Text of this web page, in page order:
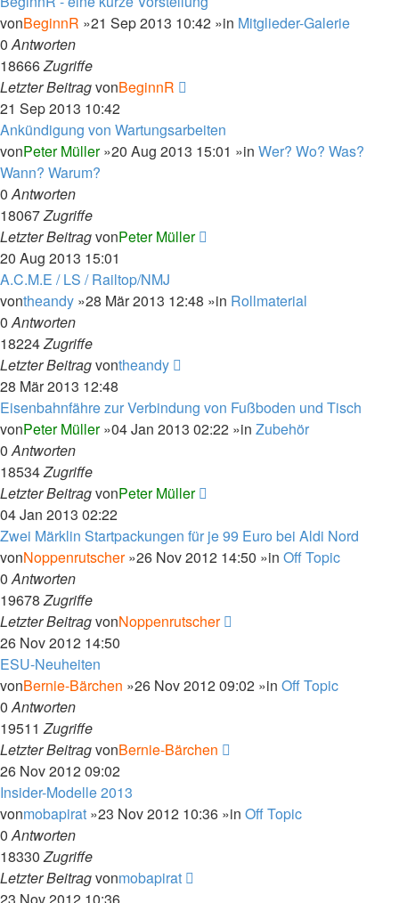
vonBeginnR »21 Sep 2013 10:42 »in Mitglieder-Galerie
0Antworten
18666Zugriffe
Letzter BeitragvonBeginnR
21 Sep 2013 10:42
Ankündigung von Wartungsarbeiten
vonPeter Müller»20 Aug 2013 15:01 »in Wer? Wo? Was?
Wann? Warum?
0Antworten
18067Zugriffe
Letzter BeitragvonPeter Müller
20 Aug 2013 15:01
A.C.M.E / LS / Railtop/NMJ
vontheandy »28 Mär 2013 12:48 »in Rollmaterial
0Antworten
18224Zugriffe
Letzter Beitragvontheandy
28 Mär 2013 12:48
Eisenbahnfähre zur Verbindung von Fußboden und Tisch
vonPeter Müller»04 Jan 2013 02:22 »in Zubehör
0Antworten
18534Zugriffe
Letzter BeitragvonPeter Müller
04 Jan 2013 02:22
Zwei Märklin Startpackungen für je 99 Euro bei Aldi Nord
vonNoppenrutscher»26 Nov 2012 14:50 »in Off Topic
0Antworten
19678Zugriffe
Letzter BeitragvonNoppenrutscher
26 Nov 2012 14:50
ESU-Neuheiten
vonBernie-Bärchen »26 Nov 2012 09:02 »in Off Topic
0Antworten
19511Zugriffe
Letzter BeitragvonBernie-Bärchen
26 Nov 2012 09:02
Insider-Modelle 2013
vonmobapirat »23 Nov 2012 10:36 »in Off Topic
0Antworten
18330Zugriffe
Letzter Beitragvonmobapirat